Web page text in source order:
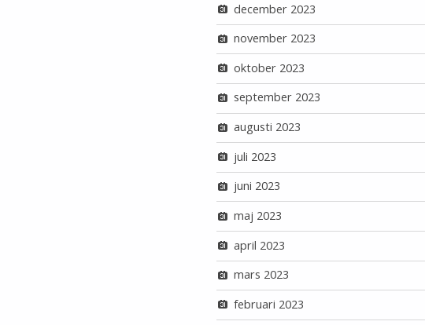
december 2023
november 2023
oktober 2023
september 2023
augusti 2023
juli 2023
juni 2023
maj 2023
april 2023
mars 2023
februari 2023